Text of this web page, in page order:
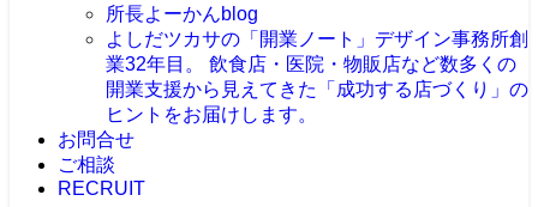
所長よーかんblog
よしだツカサの「開業ノート」 デザイン事務所創
業32年目。 飲食店・医院・物販店など数多くの
開業支援から見えてきた「成功する店づくり」の
ヒントをお届けします。
お問合せ
ご相談
RECRUIT